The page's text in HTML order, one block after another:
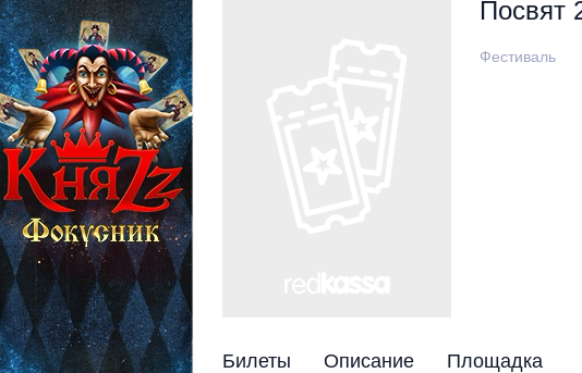
Посвят
Фестиваль
Билеты Описание Площадка